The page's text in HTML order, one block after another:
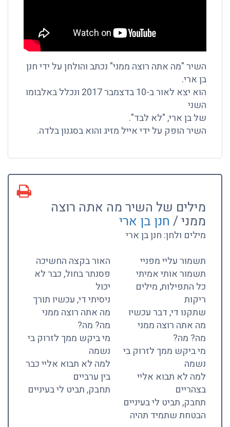
השיר "מה אתה רוצה ממני" נכתב והולחן על ידי חנן
בן ארי.
הוא יצא לאור ב-10 בדצמבר 2017 ונכלל באלבומו
השני
של בן ארי, "לא לבד".
השיר הופק על ידי אייל מזיג והוא בסגנון בלדה.
מילים של השיר מה אתה רוצה
ממני / חנן בן ארי
מילים ולחן: חנן בן ארי
תשמור עליי מפניי
תשמור אותי אמיתי
כל התפילות, מילים
ריקות
שתקנו די, דבר עכשיו
מה אתה רוצה ממני
מה? מה?
מי ביקש ממך לזרוק בי
נשמה
למה לא תבוא אליי
בצהריים
תחבק, תביט לי בעיניים
הבטחת שתמיד תהיה
האור בקצה החשיכה
פסנתר בחול, כבר לא
יכול
ניסיתי די, עכשיו תורך
מה אתה רוצה ממני
מה? מה?
מי ביקש ממך לזרוק בי
נשמה
למה לא תבוא אליי כבר
בין ערביים
תחבק, תביט לי בעיניים